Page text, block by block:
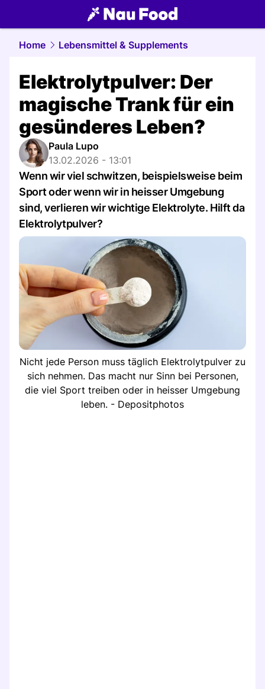
food.NAU.ch
Home Lebensmittel & Supplements
Elektrolytpulver: Der
magische Trank für ein
gesünderes Leben?
Paula Lupo
13.02.2026 - 13:01
Wenn wir viel schwitzen, beispielsweise beim
Sport oder wenn wir in heisser Umgebung
sind, verlieren wir wichtige Elektrolyte. Hilft da
Elektrolytpulver?
Nicht jede Person muss täglich Elektrolytpulver zu
sich nehmen. Das macht nur Sinn bei Personen,
die viel Sport treiben oder in heisser Umgebung
leben. - Depositphotos